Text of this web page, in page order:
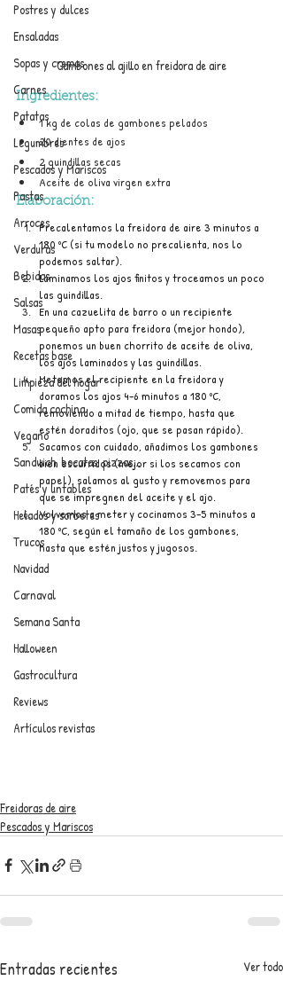
Postres y dulces
Ensaladas
Sopas y cremas
Carnes
Patatas
Legumbres
Pescados y Mariscos
Pastas
Arroces
Verduras
Bebidas
Salsas
Masas
Recetas base
Limpieza del hogar
Comida cochina
Vegano
Sandwich, bocatas, pizzas...
Patés y untables
Helados y sorbetes
Trucos
Navidad
Carnaval
Semana Santa
Halloween
Gastrocultura
Reviews
Artículos revistas
Gambones al ajillo en freidora de aire
Ingredientes:
1 kg de colas de gambones pelados
20 dientes de ajos
2 guindillas secas
Aceite de oliva virgen extra
Elaboración:
Precalentamos la freidora de aire 3 minutos a
180 ºC (si tu modelo no precalienta, nos lo
podemos saltar).
Laminamos los ajos finitos y troceamos un poco
las guindillas.
En una cazuelita de barro o un recipiente
pequeño apto para freidora (mejor hondo),
ponemos un buen chorrito de aceite de oliva,
los ajos laminados y las guindillas.
Metemos el recipiente en la freidora y
doramos los ajos 4–6 minutos a 180 ºC,
removiendo a mitad de tiempo, hasta que
estén doraditos (ojo, que se pasan rápido).
Sacamos con cuidado, añadimos los gambones
bien escurridos (mejor si los secamos con
papel), salamos al gusto y removemos para
que se impregnen del aceite y el ajo.
Volvemos a meter y cocinamos 3–5 minutos a
180 ºC, según el tamaño de los gambones,
hasta que estén justos y jugosos.
Freidoras de aire
Pescados y Mariscos
Entradas recientes Ver todo